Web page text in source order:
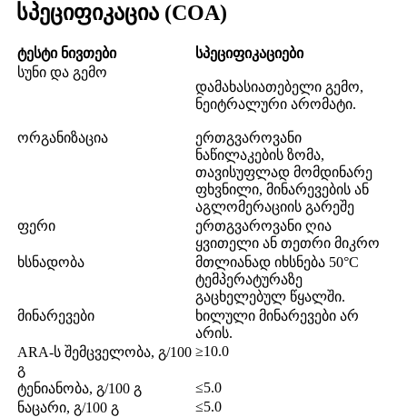
სპეციფიკაცია (COA)
ტესტი ნივთები
სპეციფიკაციები
სუნი და გემო
დამახასიათებელი გემო,
ნეიტრალური არომატი.
ორგანიზაცია
ერთგვაროვანი
ნაწილაკების ზომა,
თავისუფლად მომდინარე
ფხვნილი, მინარევების ან
აგლომერაციის გარეშე
ფერი
ერთგვაროვანი ღია
ყვითელი ან თეთრი მიკრო
ხსნადობა
მთლიანად იხსნება 50°C
ტემპერატურაზე
გაცხელებულ წყალში.
მინარევები
ხილული მინარევები არ
არის.
ARA-ს შემცველობა, გ/100
გ
≥10.0
ტენიანობა, გ/100 გ
≤5.0
ნაცარი, გ/100 გ
≤5.0